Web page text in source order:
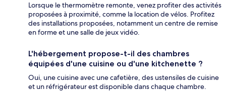
Lorsque le thermomètre remonte, venez profiter des activités
proposées à proximité, comme la location de vélos. Profitez
des installations proposées, notamment un centre de remise
en forme et une salle de jeux vidéo.
L'hébergement propose-t-il des chambres
équipées d'une cuisine ou d'une kitchenette ?
Oui, une cuisine avec une cafetière, des ustensiles de cuisine
et un réfrigérateur est disponible dans chaque chambre.